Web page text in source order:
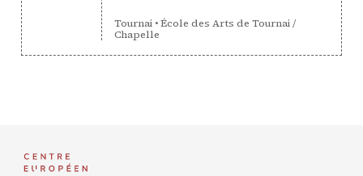
Tournai •École des Arts de Tournai /
Chapelle